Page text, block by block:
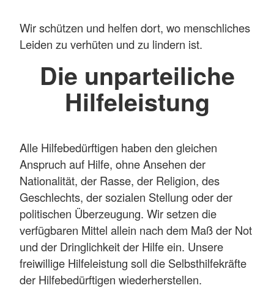
Wir schützen und helfen dort, wo menschliches
Leiden zu verhüten und zu lindern ist.
Die unparteiliche
Hilfeleistung
Alle Hilfebedürftigen haben den gleichen
Anspruch auf Hilfe, ohne Ansehen der
Nationalität, der Rasse, der Religion, des
Geschlechts, der sozialen Stellung oder der
politischen Überzeugung. Wir setzen die
verfügbaren Mittel allein nach dem Maß der Not
und der Dringlichkeit der Hilfe ein. Unsere
freiwillige Hilfeleistung soll die Selbsthilfekräfte
der Hilfebedürftigen wiederherstellen.